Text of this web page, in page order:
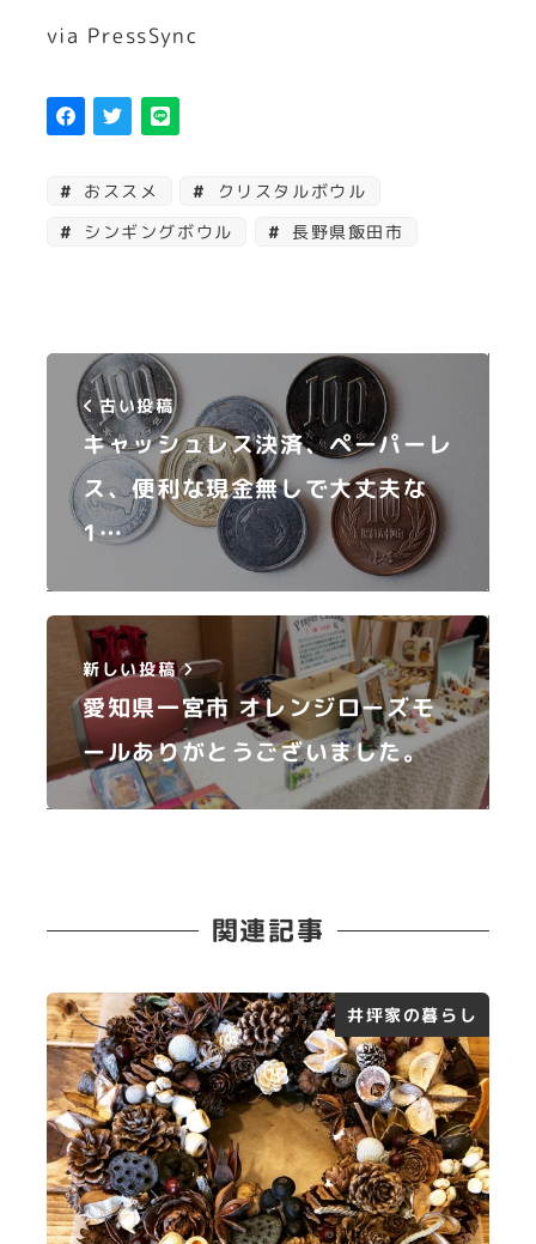
via PressSync
おススメ
クリスタルボウル
シンギングボウル
長野県飯田市
古い投稿
キャッシュレス決済、ペーパーレ
ス、便利な現金無しで大丈夫な
1…
新しい投稿
愛知県一宮市 オレンジローズモ
ールありがとうございました。
関連記事
井坪家の暮らし